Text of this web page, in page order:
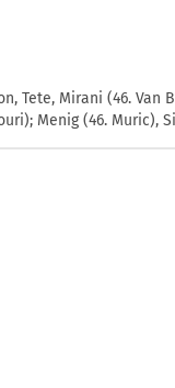
Tete, Mirani (46. Van
Menig (46. Muric),